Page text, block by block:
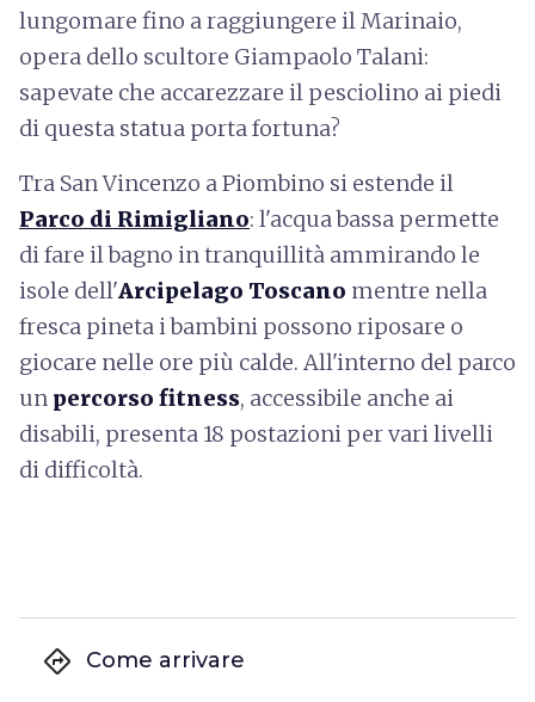
lungomare fino a raggiungere il Marinaio,
opera dello scultore Giampaolo Talani:
sapevate che accarezzare il pesciolino ai piedi
di questa statua porta fortuna?
Tra San Vincenzo a Piombino si estende il
Parco di Rimigliano: l'acqua bassa permette
di fare il bagno in tranquillità ammirando le
isole dell'Arcipelago Toscano mentre nella
fresca pineta i bambini possono riposare o
giocare nelle ore più calde. All'interno del parco
un percorso fitness, accessibile anche ai
disabili, presenta 18 postazioni per vari livelli
di difficoltà.
directions Come arrivare